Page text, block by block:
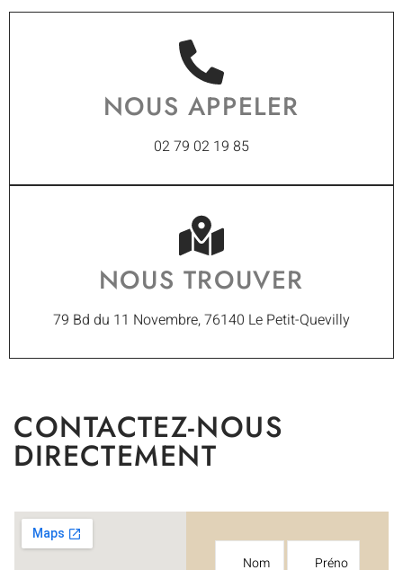
NOUS APPELER
02 79 02 19 85
NOUS TROUVER
79 Bd du 11 Novembre, 76140 Le Petit-Quevilly
CONTACTEZ-NOUS
DIRECTEMENT